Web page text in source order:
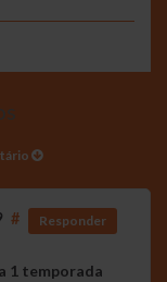
# Responder
1 temporada